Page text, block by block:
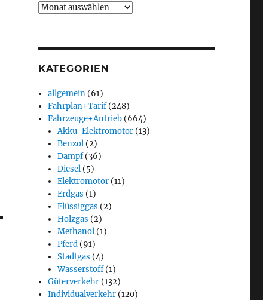
Archiv
KATEGORIEN
allgemein (61)
Fahrplan+Tarif(248)
Fahrzeuge+Antrieb (664)
Akku-Elektromotor (13)
Benzol (2)
Dampf(36)
Diesel (5)
Elektromotor (11)
Erdgas (1)
Flüssiggas (2)
Holzgas (2)
Methanol (1)
Pferd (91)
Stadtgas (4)
Wasserstoff(1)
Güterverkehr (132)
Individualverkehr (120)